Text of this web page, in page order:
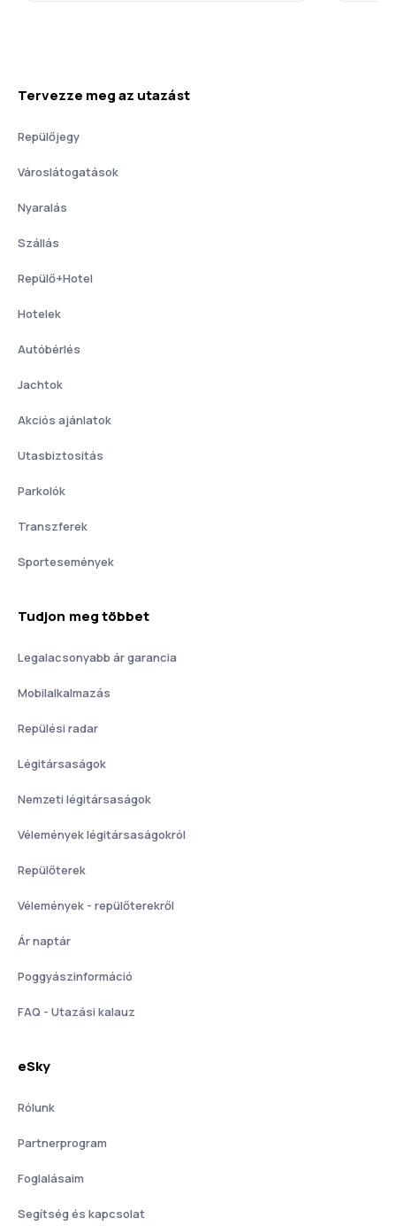
Tervezze meg az utazást
Repülőjegy
Városlátogatások
Nyaralás
Szállás
Repülő+Hotel
Hotelek
Autóbérlés
Jachtok
Akciós ajánlatok
Utasbiztositás
Parkolók
Transzferek
Sportesemények
Tudjon meg többet
Legalacsonyabb ár garancia
Mobilalkalmazás
Repülési radar
Légitársaságok
Nemzeti légitársaságok
Vélemények légitársaságokról
Repülőterek
Vélemények - repülőterekről
Ár naptár
Poggyászinformáció
FAQ - Utazási kalauz
eSky
Rólunk
Partnerprogram
Foglalásaim
Segítség és kapcsolat